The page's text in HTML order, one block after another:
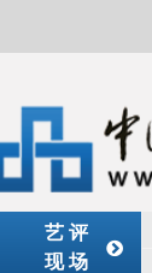
艺 评
现 场